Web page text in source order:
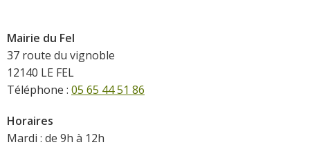
Mairie du Fel
37 route du vignoble
12140 LE FEL
Téléphone : 05 65 44 51 86
Horaires
Mardi : de 9h à 12h